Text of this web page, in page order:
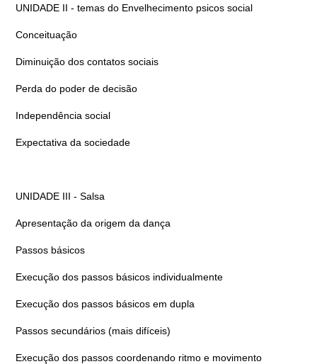
UNIDADE II - temas do Envelhecimento psicos social
Conceituação
Diminuição dos contatos sociais
Perda do poder de decisão
Independência social
Expectativa da sociedade
UNIDADE III - Salsa
Apresentação da origem da dança
Passos básicos
Execução dos passos básicos individualmente
Execução dos passos básicos em dupla
Passos secundários (mais difíceis)
Execução dos passos coordenando ritmo e movimento